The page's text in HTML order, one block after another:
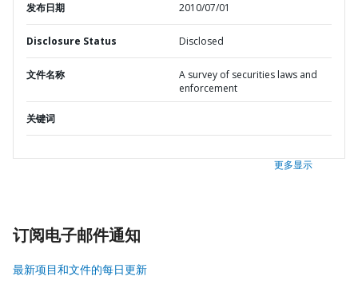
发布日期 2010/07/01
Disclosure Status Disclosed
文件名称
A survey of securities laws and
enforcement
关键词
更多显示
订阅电子邮件通知
最新项目和文件的每日更新